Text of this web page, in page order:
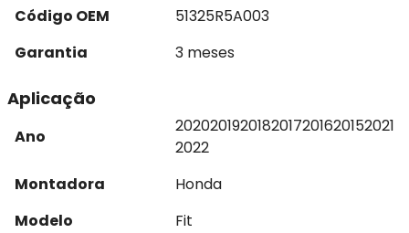
Código OEM
51325R5A003
Garantia
3 meses
Aplicação
Ano
2020201920182017201620152021
2022
Montadora
Honda
Modelo
Fit